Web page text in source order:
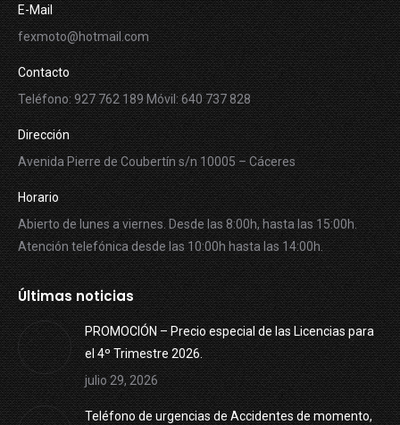
E-Mail
fexmoto@hotmail.com
Contacto
Teléfono: 927 762 189 Móvil: 640 737 828
Dirección
Avenida Pierre de Coubertín s/n 10005 – Cáceres
Horario
Abierto de lunes a viernes. Desde las 8:00h, hasta las 15:00h.
Atención telefónica desde las 10:00h hasta las 14:00h.
Últimas noticias
PROMOCIÓN – Precio especial de las Licencias para
el 4º Trimestre 2026.
julio 29, 2026
Teléfono de urgencias de Accidentes de momento,